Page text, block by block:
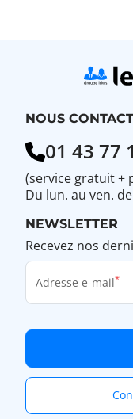
NOUS
01 43 77
(service gratuit +
Du lun. au ven.
NEWSLETTER
Recevez nos
Adresse e-mail